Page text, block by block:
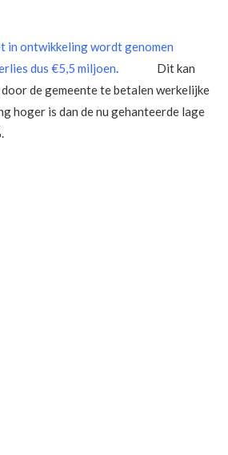
in ontwikkeling wordt genomen
dus €5,5 miljoen.
Dit kan
de gemeente te betalen werkelijke
hoger is dan de nu gehanteerde lage